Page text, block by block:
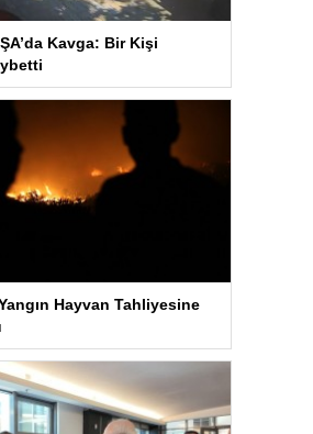
Kavga: Bir Kişi
Hayvan Tahliyesine